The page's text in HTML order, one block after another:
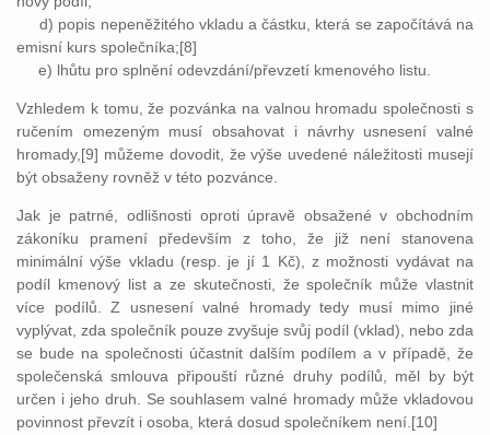
d) popis nepeněžitého vkladu a částku, která se započítává na
emisní kurs společníka;[8]
e) lhůtu pro splnění odevzdání/převzetí kmenového listu.
Vzhledem k tomu, že pozvánka na valnou hromadu společnosti s
ručením omezeným musí obsahovat i návrhy usnesení valné
hromady,[9] můžeme dovodit, že výše uvedené náležitosti musejí
být obsaženy rovněž v této pozvánce.
Jak je patrné, odlišnosti oproti úpravě obsažené v obchodním
zákoníku pramení především z toho, že již není stanovena
minimální výše vkladu (resp. je jí 1 Kč), z možnosti vydávat na
podíl kmenový list a ze skutečnosti, že společník může vlastnit
více podílů. Z usnesení valné hromady tedy musí mimo jiné
vyplývat, zda společník pouze zvyšuje svůj podíl (vklad), nebo zda
se bude na společnosti účastnit dalším podílem a v případě, že
společenská smlouva připouští různé druhy podílů, měl by být
určen i jeho druh. Se souhlasem valné hromady může vkladovou
povinnost převzít i osoba, která dosud společníkem není.[10]